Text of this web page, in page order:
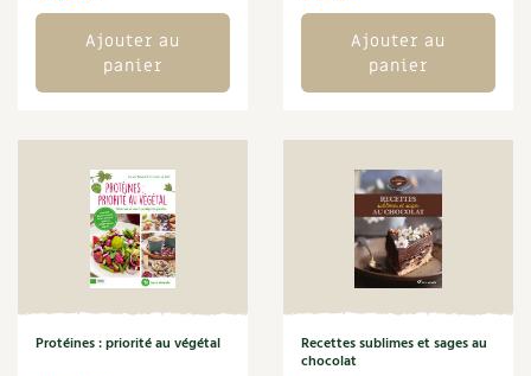
Dossier4 saisons
Actualités
Conseils vidéo des
Secrets d’abonné
Tous au jardin ! avec Pascal
Ajouter au
panier
Ajouter au
panier
Protéines : priorité au végétal Recettes sublimes et sages au
chocolat